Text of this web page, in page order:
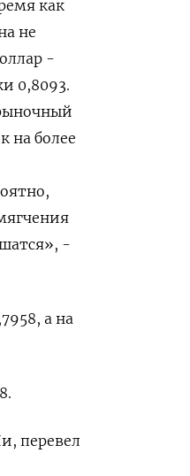
как
​не
-
0,8093.
на более
-
а на
перевел